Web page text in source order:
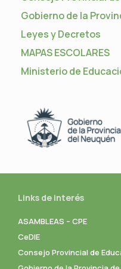
Gobierno de la
Leyes y Decretos
MAPAS ESCOLARES
Ministerio de
Links de interés
ASAMBLEAS – CPE
CeDIE
Consejo Provincial de